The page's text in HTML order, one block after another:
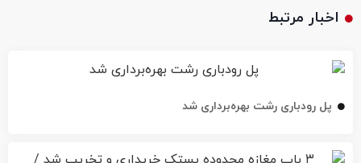
اخبار مرتبط
پل رودباری رشت بهره‌برداری شد